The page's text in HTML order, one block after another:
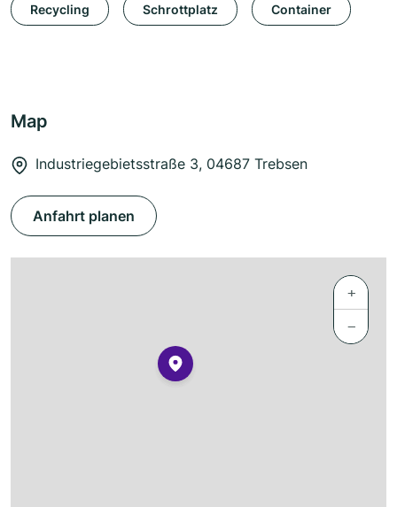
Recycling Schrottplatz Container
Map
Industriegebietsstraße 3, 04687 Trebsen
Anfahrt planen
+
−